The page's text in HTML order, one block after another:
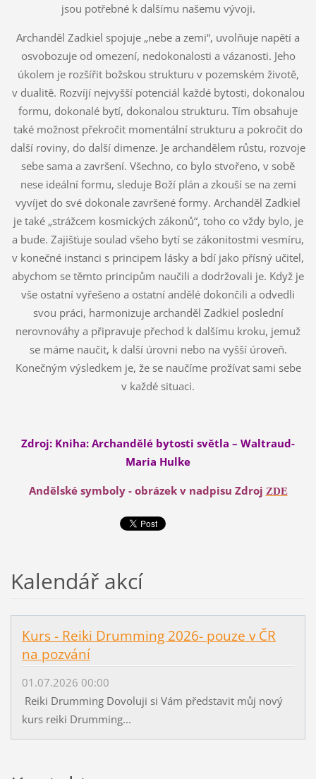
jsou potřebné k dalšímu našemu vývoji.
Archanděl Zadkiel spojuje „nebe a zemi“, uvolňuje napětí a
osvobozuje od omezení, nedokonalosti a vázanosti. Jeho
úkolem je rozšířit božskou strukturu v pozemském životě,
v dualitě. Rozvíjí nejvyšší potenciál každé bytosti, dokonalou
formu, dokonalé bytí, dokonalou strukturu. Tím obsahuje
také možnost překročit momentální strukturu a pokročit do
další roviny, do další dimenze. Je archandělem růstu, rozvoje
sebe sama a završení. Všechno, co bylo stvořeno, v sobě
nese ideální formu, sleduje Boží plán a zkouší se na zemi
vyvíjet do své dokonale završené formy. Archanděl Zadkiel
je také „strážcem kosmických zákonů“, toho co vždy bylo, je
a bude. Zajišťuje soulad všeho bytí se zákonitostmi vesmíru,
v konečné instanci s principem lásky a bdí jako přísný učitel,
abychom se těmto principům naučili a dodržovali je. Když je
vše ostatní vyřešeno a ostatní andělé dokončili a odvedli
svou práci, harmonizuje archanděl Zadkiel poslední
nerovnováhy a připravuje přechod k dalšímu kroku, jemuž
se máme naučit, k další úrovni nebo na vyšší úroveň.
Konečným výsledkem je, že se naučíme prožívat sami sebe
v každé situaci.
Zdroj: Kniha: Archandělé bytosti světla – Waltraud-
Maria Hulke
Andělské symboly - obrázek v nadpisu Zdroj ZDE
Kalendář akcí
Kurs - Reiki Drumming 2026- pouze v ČR
na pozvání
01.07.2026 00:00
Reiki Drumming Dovoluji si Vám představit můj nový
kurs reiki Drumming...